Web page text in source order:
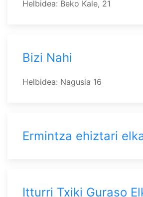
Helbidea: Beko Kale, 21
Bizi Nahi
Helbidea: Nagusia 16
Ermintza ehiztari
Itturri Txiki Guraso